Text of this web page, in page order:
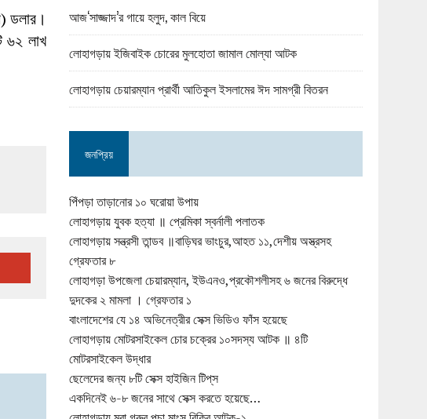
ডলার।
৬২ লাখ
আজ‘সাজ্জাদ’র গায়ে হলুদ, কাল বিয়ে
লোহাগড়ায় ইজিবাইক চোরের মুলহোতা জামাল মোল্যা আটক
লোহাগড়ায় চেয়ারম্যান প্রার্থী আতিকুল ইসলামের ঈদ সামগ্রী বিতরন
জনপ্রিয়
পিঁপড়া তাড়ানোর ১০ ঘরোয়া উপায়
লোহাগড়ায় যুবক হত্যা ॥ প্রেমিকা স্বর্নালী পলাতক
লোহাগড়ায় সন্ত্রসী তান্ডব ॥বাড়িঘর ভাংচুর,আহত ১১,দেশীয় অস্ত্রসহ
গ্রেফতার ৮
লোহাগড়া উপজেলা চেয়ারম্যান, ইউএনও,প্রকৌশলীসহ ৬ জনের বিরুদ্ধে
দুদকের ২ মামলা । গ্রেফতার ১
বাংলাদেশের যে ১৪ অভিনেত্রীর সেক্স ভিডিও ফাঁস হয়েছে
লোহাগড়ায় মোটরসাইকেল চোর চক্রের ১০সদস্য আটক ॥ ৪টি
মোটরসাইকেল উদ্ধার
ছেলেদের জন্য ৮টি সেক্স হাইজিন টিপ্‌স
একদিনেই ৬-৮ জনের সাথে সেক্স করতে হয়েছে…